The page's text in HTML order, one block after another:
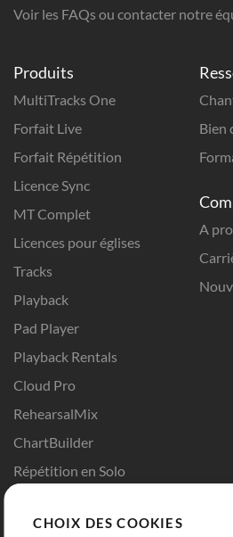
Produits
MultiTracks One
Forfait Live
Forfait Répétition
Licence Sync
MT Complet
Licences pour églises
Tracks
Playback
Pad Player
Playback Rentals
Cloud Pro
RehearsalMix
ChartBuilder
Répétition en Solo
Modèles ProPresenter
Bien
A
Voir les FAQs ou contacter notre
CHOIX DES COOKIES